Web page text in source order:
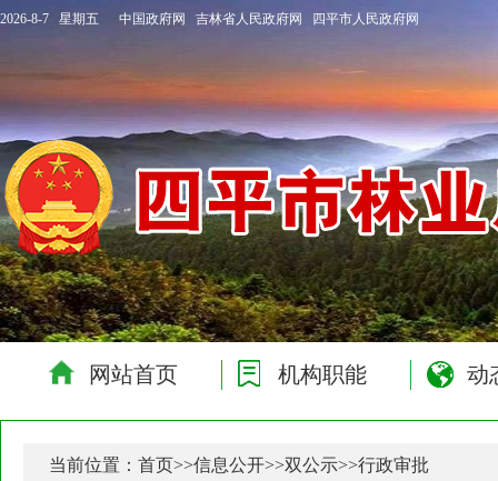
2026-8-7 星期五 中国政府网 吉林省人民政府网 四平市人民政府网
网站首页 机构职能 动
当前位置：首页>>信息公开>>双公示>>行政审批